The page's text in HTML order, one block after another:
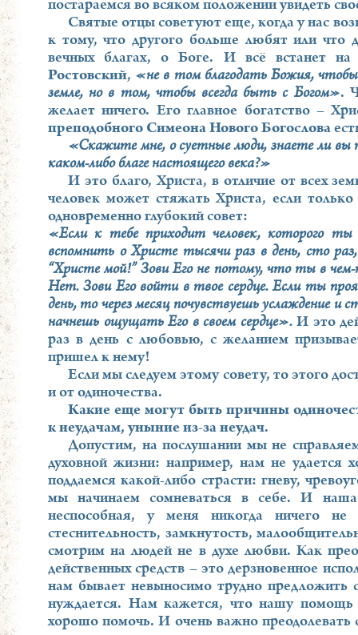
постараемся во всяком положении увидеть
Святые отцы советуют еще, когда у нас
к тому, что другого больше любят или что
вечных благах, о Боге. И всё встанет
Ростовский, «не в том благодать Божия,
земле, но в том, чтобы всегда быть с Богом».
желает ничего. Его главное богатство –
преподобного Симеона Нового Богослова
«Скажите мне, о суетные люди, знаете ли
каком-либо благе настоящего века?»
И это благо, Христа, в отличие от всех
человек может стяжать Христа, если
одновременно глубокий совет:
«Если к тебе приходит человек, которого
вспомнить о Христе тысячи раз в день, сто
“Христе мой!” Зови Его не потому, что ты в чем-
Нет. Зови Его войти в твое сердце. Если ты
день, то через месяц почувствуешь услаждение
начнешь ощущать Его в своем сердце».И это
раз в день с любовью, с желанием
пришел к нему!
Если мы следуем этому совету, то этого
и от одиночества.
Какие еще могут быть причины
к неудачам, уныние из-за неудач.
Допустим, на послушании мы не
духовной жизни: например, нам не удается
поддаемся какой-либо страсти: гневу,
мы начинаем сомневаться в себе. И
неспособная, у меня никогда ничего не
стеснительность, замкнутость,
смотрим на людей не в духе любви. Как
действенных средств – это дерзновенное
нам бывает невыносимо трудно
нуждается. Нам кажется, что нашу
хорошо помочь. И очень важно преодолевать